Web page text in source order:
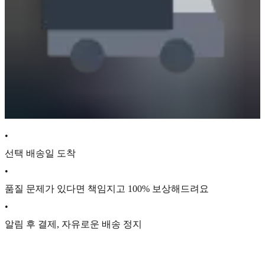
•
선택 배송일 도착
•
품질 문제가 있다면 책임지고 100% 보상해드려요
•
알림 후 결제, 자유로운 배송 정지